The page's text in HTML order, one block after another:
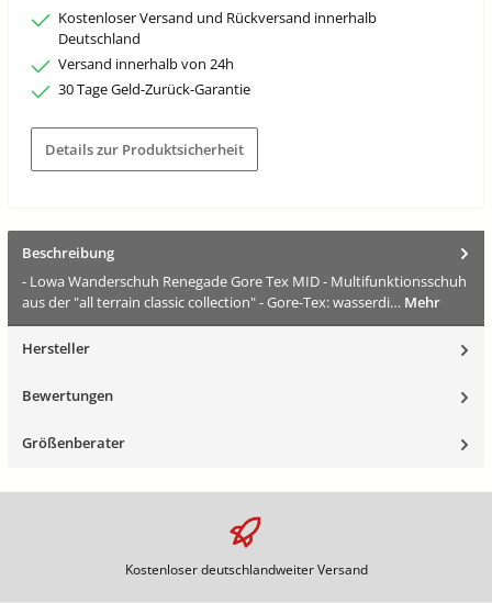
Kostenloser Versand und Rückversand innerhalb
Deutschland
Versand innerhalb von 24h
30 Tage Geld-Zurück-Garantie
Details zur Produktsicherheit
Beschreibung
- Lowa Wanderschuh Renegade Gore Tex MID - Multifunktionsschuh
aus der "all terrain classic collection" - Gore-Tex: wasserdi… Mehr
Hersteller
Bewertungen
Größenberater
Kostenloser deutschlandweiter Versand